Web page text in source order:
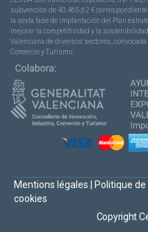
subvención de 40.465,62 €
la sexta fase de implantación del Plan
mejorar la competitividad y la
Valenciana de diversos sectores,
Comercio y Turismo.
Copyright
Mentions légales Politique
cookies